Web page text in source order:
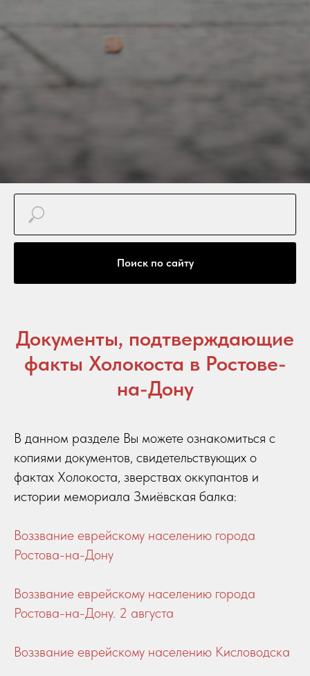
Поиск по сайту
Документы, подтверждающие
факты Холокоста в Ростове-
на-Дону
В данном разделе Вы можете ознакомиться с
копиями документов, свидетельствующих о
фактах Холокоста, зверствах оккупантов и
истории мемориала Змиёвская балка:
Воззвание еврейскому населению города
Ростова-на-Дону
Воззвание еврейскому населению города
Ростова-на-Дону. 2 августа
Воззвание еврейскому населению Кисловодска